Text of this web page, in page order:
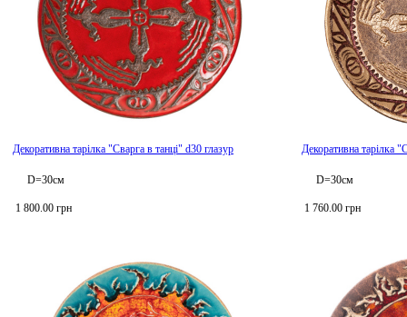
Декоративна тарілка "Сварга в танці" d30 глазур
D=30см
1 800.00 грн
Декоративна тарілка
D=30см
1 760.00 грн